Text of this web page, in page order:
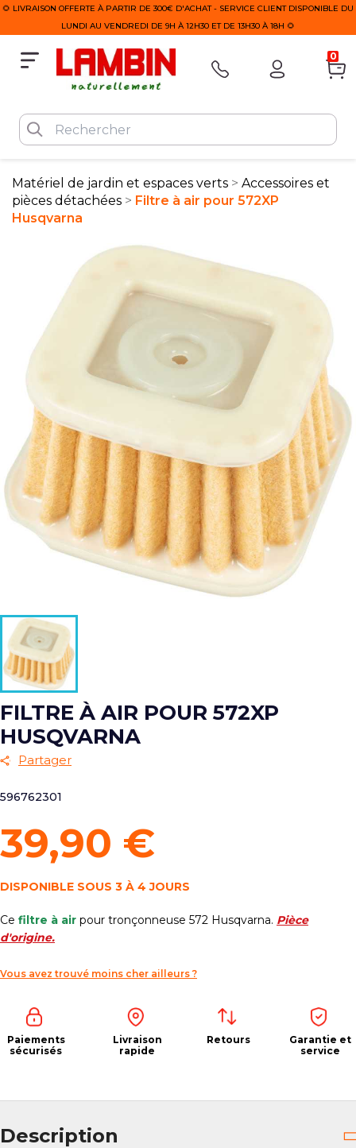
🌻 LIVRAISON OFFERTE À PARTIR DE 300€ D'ACHAT - SERVICE CLIENT DISPONIBLE DU
LUNDI AU VENDREDI DE 9H À 12H30 ET DE 13H30 À 18H 🌻
0
Matériel de jardin et espaces verts
Accessoires et
pièces détachées
Filtre à air pour 572XP
Husqvarna
FILTRE À AIR POUR 572XP
HUSQVARNA
Partager
596762301
39,90 €
DISPONIBLE SOUS 3 À 4 JOURS
Ce filtre à air pour tronçonneuse 572 Husqvarna. Pièce
d'origine.
Vous avez trouvé moins cher ailleurs ?
Paiements
sécurisés
Livraison
rapide
Retours
Garantie et
service
Description